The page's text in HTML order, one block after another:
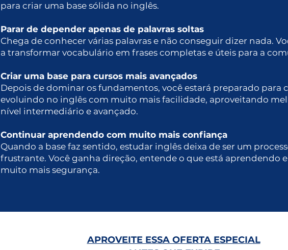
para criar uma base sólida no inglês.
Parar de depender apenas de palavras soltas
Chega de conhecer várias palavras e não conseguir dizer nada.
a transformar vocabulário em frases completas e úteis para a
Criar uma base para cursos mais avançados
Depois de dominar os fundamentos, você estará preparado para
evoluindo no inglês com muito mais facilidade, aproveitando
nível intermediário e avançado.
Continuar aprendendo com muito mais confiança
Quando a base faz sentido, estudar inglês deixa de ser um
frustrante. Você ganha direção, entende o que está aprendendo
muito mais segurança.
APROVEITE ESSA OFERTA ESPECIAL